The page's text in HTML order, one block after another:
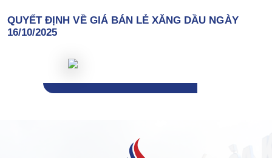
QUYẾT ĐỊNH VỀ GIÁ BÁN LẺ XĂNG DẦU NGÀY
16/10/2025